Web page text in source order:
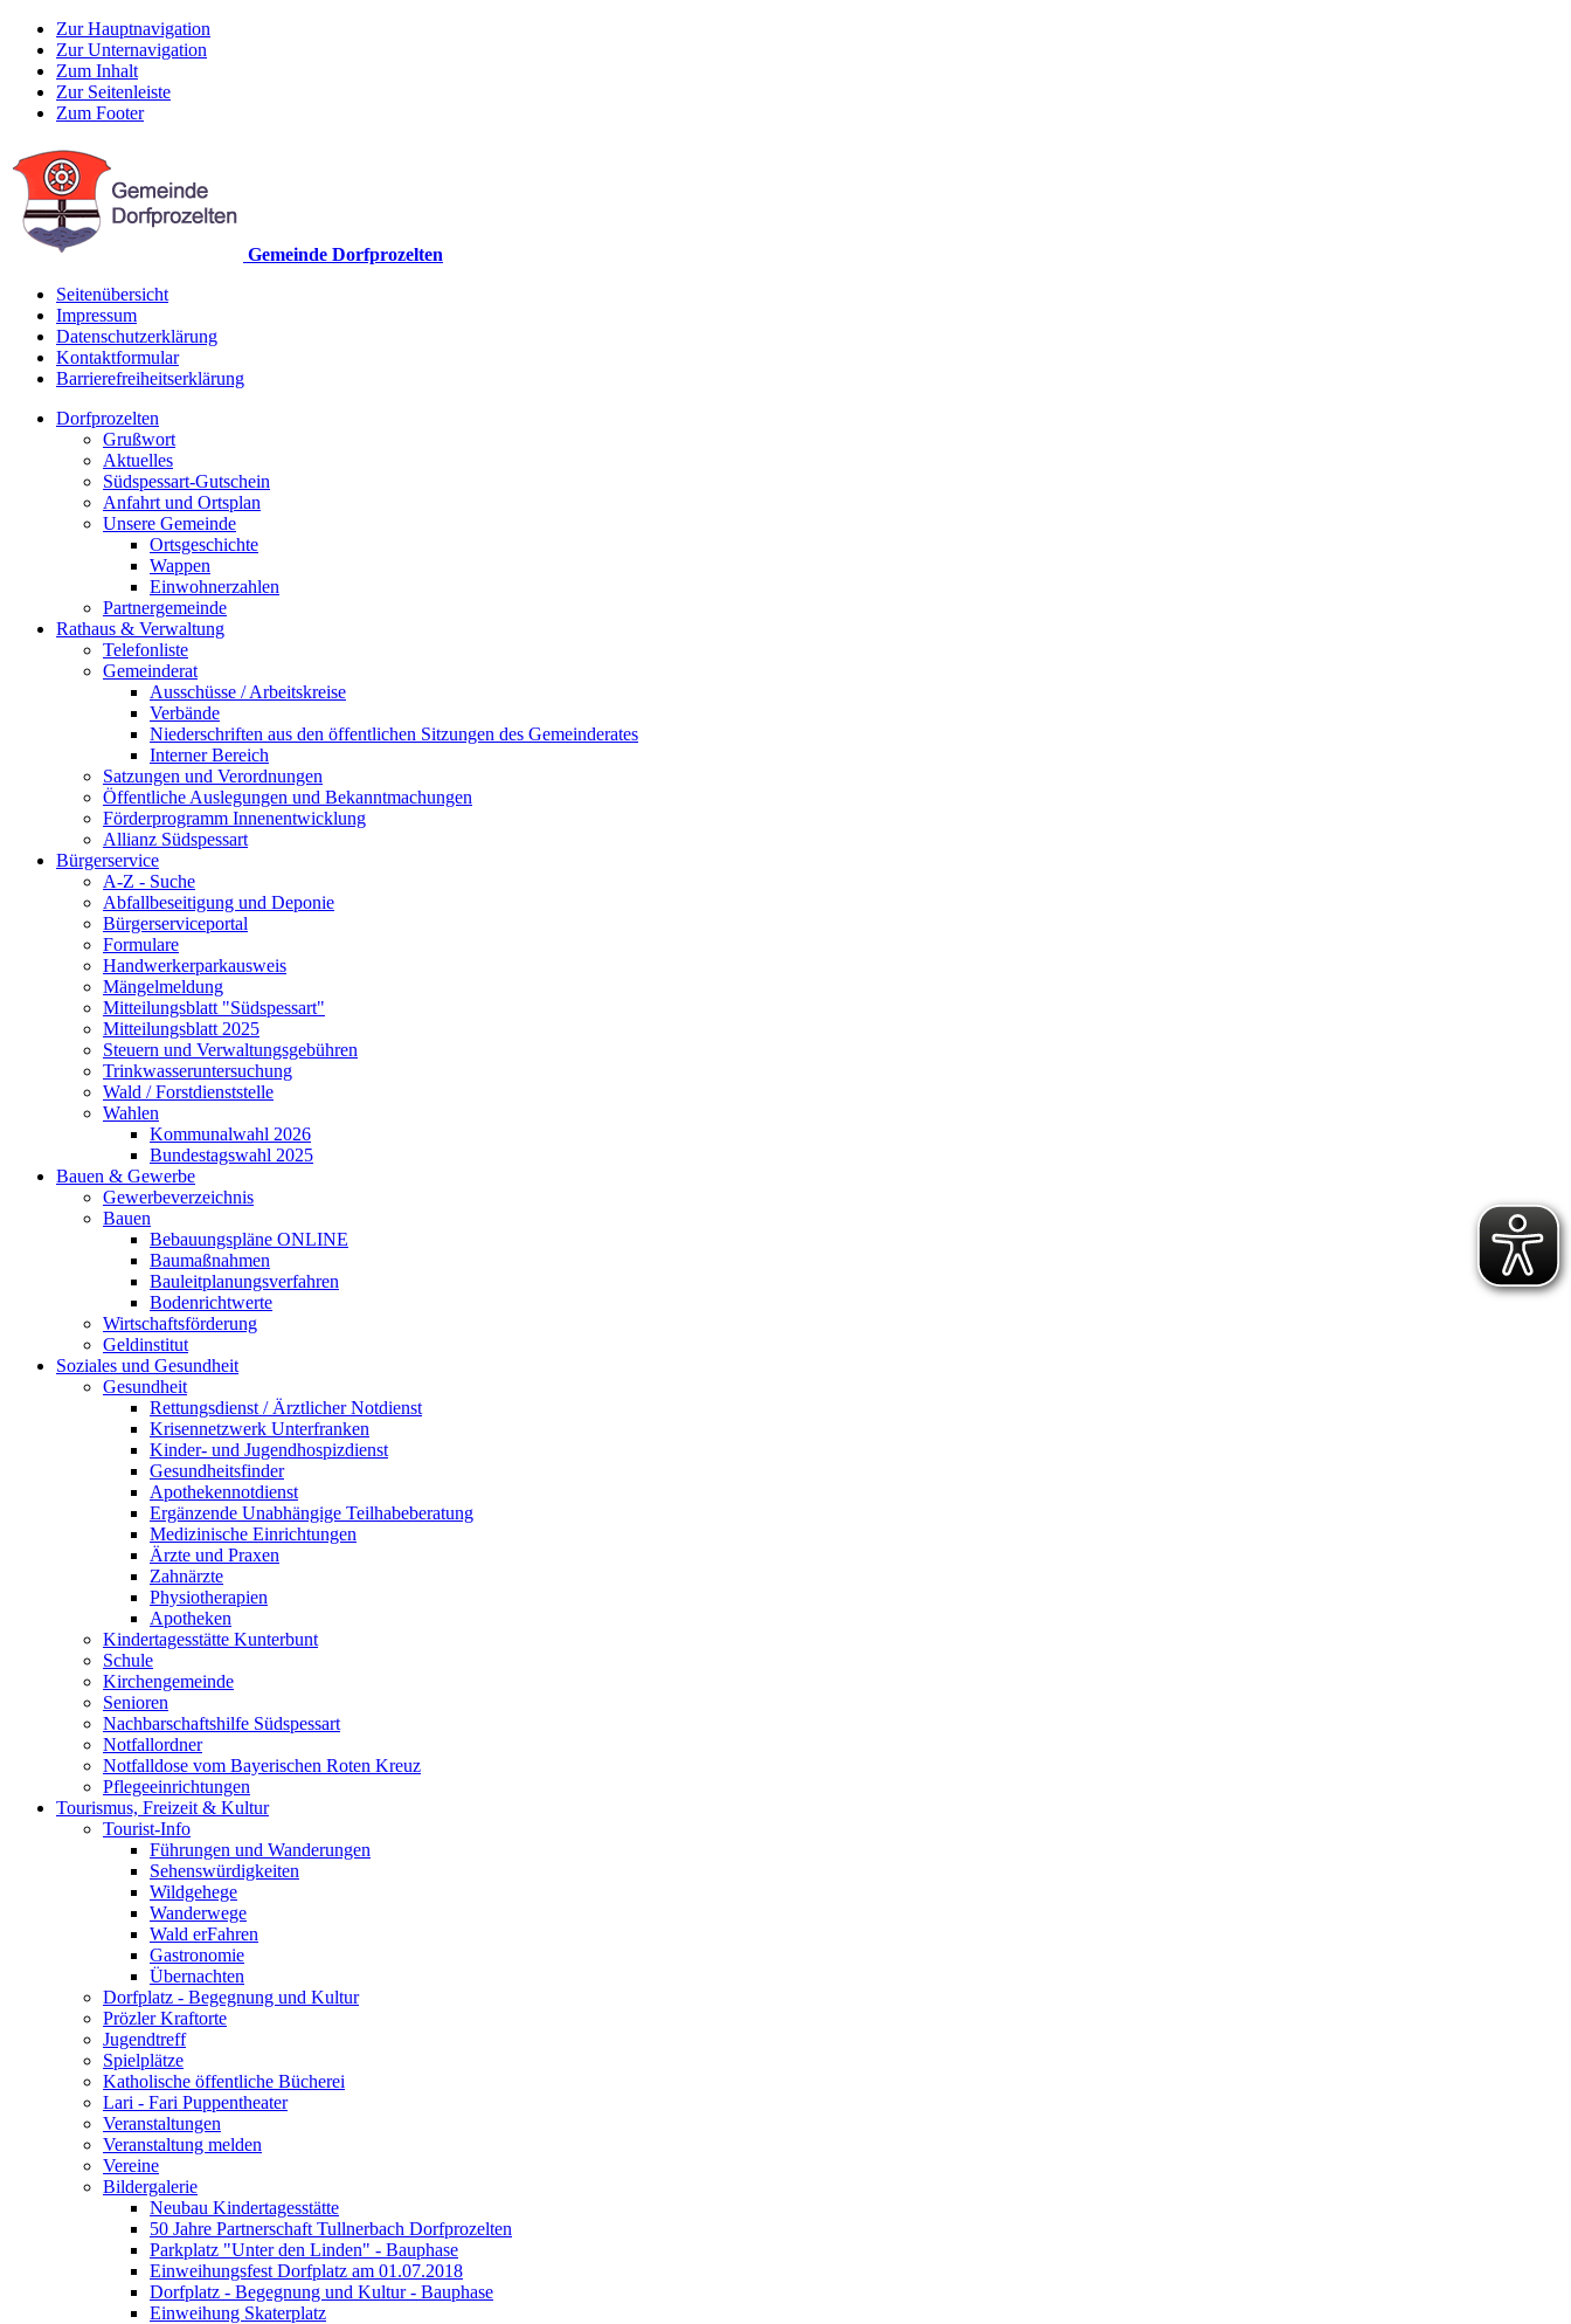
Zur Hauptnavigation
Zur Unternavigation
Zum Inhalt
Zur Seitenleiste
Zum Footer
Gemeinde Dorfprozelten
Seitenübersicht
Impressum
Datenschutzerklärung
Kontaktformular
Barrierefreiheitserklärung
Dorfprozelten
Grußwort
Aktuelles
Südspessart-Gutschein
Anfahrt und Ortsplan
Unsere Gemeinde
Ortsgeschichte
Wappen
Einwohnerzahlen
Partnergemeinde
Rathaus & Verwaltung
Telefonliste
Gemeinderat
Ausschüsse / Arbeitskreise
Verbände
Niederschriften aus den öffentlichen Sitzungen des Gemeinderates
Interner Bereich
Satzungen und Verordnungen
Öffentliche Auslegungen und Bekanntmachungen
Förderprogramm Innenentwicklung
Allianz Südspessart
Bürgerservice
A-Z - Suche
Abfallbeseitigung und Deponie
Bürgerserviceportal
Formulare
Handwerkerparkausweis
Mängelmeldung
Mitteilungsblatt "Südspessart"
Mitteilungsblatt 2025
Steuern und Verwaltungsgebühren
Trinkwasseruntersuchung
Wald / Forstdienststelle
Wahlen
Kommunalwahl 2026
Bundestagswahl 2025
Bauen & Gewerbe
Gewerbeverzeichnis
Bauen
Bebauungspläne ONLINE
Baumaßnahmen
Bauleitplanungsverfahren
Bodenrichtwerte
Wirtschaftsförderung
Geldinstitut
Soziales und Gesundheit
Gesundheit
Rettungsdienst / Ärztlicher Notdienst
Krisennetzwerk Unterfranken
Kinder- und Jugendhospizdienst
Gesundheitsfinder
Apothekennotdienst
Ergänzende Unabhängige Teilhabeberatung
Medizinische Einrichtungen
Ärzte und Praxen
Zahnärzte
Physiotherapien
Apotheken
Kindertagesstätte Kunterbunt
Schule
Kirchengemeinde
Senioren
Nachbarschaftshilfe Südspessart
Notfallordner
Notfalldose vom Bayerischen Roten Kreuz
Pflegeeinrichtungen
Tourismus, Freizeit & Kultur
Tourist-Info
Führungen und Wanderungen
Sehenswürdigkeiten
Wildgehege
Wanderwege
Wald erFahren
Gastronomie
Übernachten
Dorfplatz - Begegnung und Kultur
Prözler Kraftorte
Jugendtreff
Spielplätze
Katholische öffentliche Bücherei
Lari - Fari Puppentheater
Veranstaltungen
Veranstaltung melden
Vereine
Bildergalerie
Neubau Kindertagesstätte
50 Jahre Partnerschaft Tullnerbach Dorfprozelten
Parkplatz "Unter den Linden" - Bauphase
Einweihungsfest Dorfplatz am 01.07.2018
Dorfplatz - Begegnung und Kultur - Bauphase
Einweihung Skaterplatz